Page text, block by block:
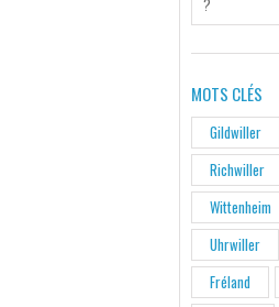
MOTS CLÉS
Gildwiller
Richwiller
Wittenheim
Uhrwiller
Fréland